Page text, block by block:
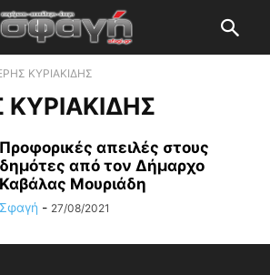
ΚΥΡΙΑΚΙΔΗΣ
Προφορικές απειλές στους
δημότες από τον Δήμαρχο
Καβάλας Μουριάδη
Σφαγή - 27/08/2021